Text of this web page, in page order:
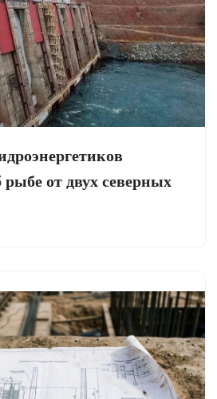
от двух северных